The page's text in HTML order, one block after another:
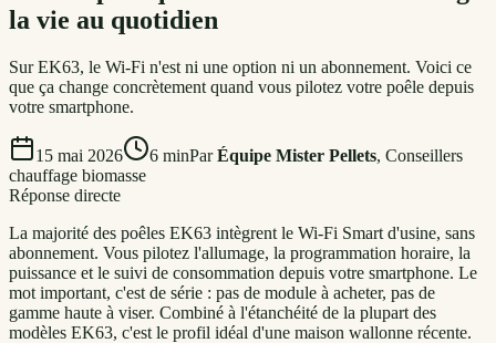
la vie au quotidien
Sur EK63, le Wi-Fi n'est ni une option ni un abonnement. Voici ce
que ça change concrètement quand vous pilotez votre poêle depuis
votre smartphone.
15 mai 2026 6 minParÉquipe Mister Pellets, Conseillers
chauffage biomasse
Réponse directe
La majorité des poêles EK63 intègrent le Wi-Fi Smart d'usine, sans
abonnement. Vous pilotez l'allumage, la programmation horaire, la
puissance et le suivi de consommation depuis votre smartphone. Le
mot important, c'est de série : pas de module à acheter, pas de
gamme haute à viser. Combiné à l'étanchéité de la plupart des
modèles EK63, c'est le profil idéal d'une maison wallonne récente.